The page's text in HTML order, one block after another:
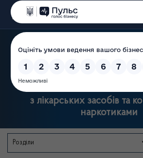
Державна служба
з лікарських засобів та
наркотиками
Розділи